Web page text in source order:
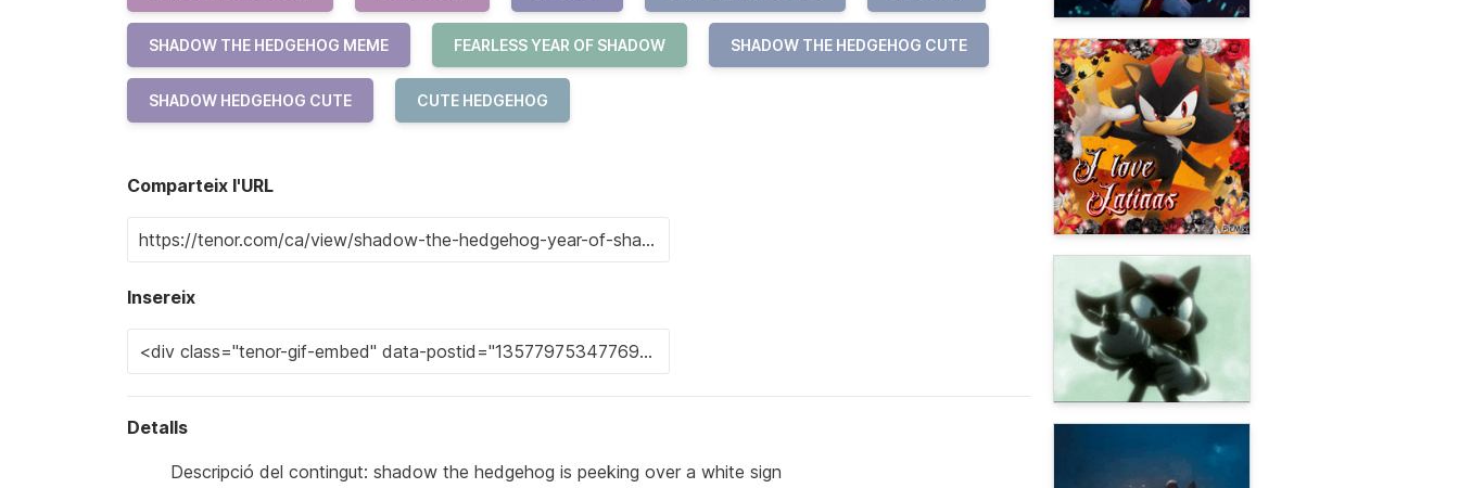
SHADOW THE HEDGEHOG MEME FEARLESS YEAR OF SHADOW SHADOW THE HEDGEHOG CUTE
SHADOW HEDGEHOG CUTE CUTE HEDGEHOG
Comparteix l'URL
Insereix
Detalls
Descripció del contingut: shadow the hedgehog is peeking over a white sign